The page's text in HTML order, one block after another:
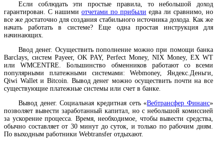
Если соблюдать эти простые правила, то небольшой доход
гарантирован. С нашими отчетами по прибыли едва ли сравнимо, но
все же достаточно для создания стабильного источника дохода. Как же
начать работать в системе? Еще одна простая инструкция для
начинающих.
Ввод денег. Осуществить пополнение можно при помощи банка
Barclays, систем Payeer, OK PAY, Perfect Money, NIX Money, EX WT
или WMCENTRE. Большинство обменников работают со всеми
популярными платежными системами: Webmoney, Яндекс.Деньги,
Qiwi Wallet и Bitcoin. Вывод денег можно осуществить почти на все
существующие платежные системы или счет в банке.
Вывод денег. Социальная кредитная сеть «Вебтрансфер Финанс»
позволяет вывести заработанный капитал, но с небольшой комиссией
за ускорение процесса. Время, необходимое, чтобы вывести средства,
обычно составляет от 30 минут до суток, и только по рабочим дням.
По выходным работники Webtransfer отдыхают.